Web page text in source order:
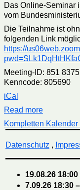
Das Online-Seminar
vom
Die Teilnahme ist
folgenden Link
https://
Meeting-ID: 851
Kenncode: 805690
iCal
Read more
Kompletten Kalender
Datenschutz ,
19.08.26 18:00
7.09.26 18:30 –